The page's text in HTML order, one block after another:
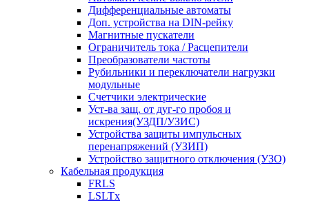
Дифференциальные автоматы
Доп. устройства на DIN-рейку
Магнитные пускатели
Ограничитель тока / Расцепители
Преобразователи частоты
Рубильники и переключатели нагрузки
модульные
Счетчики электрические
Уст-ва защ. от дуг-го пробоя и
искрения(УЗДП/УЗИС)
Устройства защиты импульсных
перенапряжений (УЗИП)
Устройство защитного отключения (УЗО)
Кабельная продукция
FRLS
LSLTx